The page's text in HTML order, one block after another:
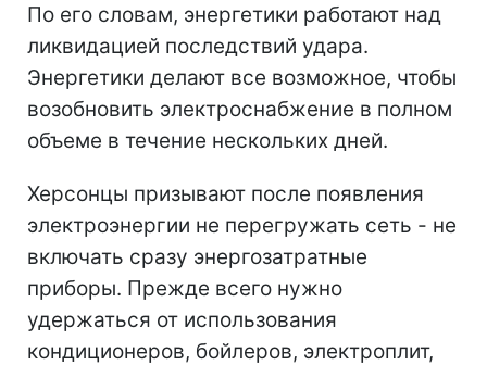
По его словам, энергетики работают над
ликвидацией последствий удара.
Энергетики делают все возможное, чтобы
возобновить электроснабжение в полном
объеме в течение нескольких дней.
Херсонцы призывают после появления
электроэнергии не перегружать сеть - не
включать сразу энергозатратные
приборы. Прежде всего нужно
удержаться от использования
кондиционеров, бойлеров, электроплит,